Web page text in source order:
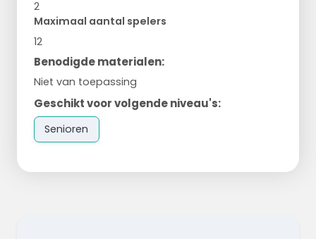
2
Maximaal aantal spelers
12
Benodigde materialen:
Niet van toepassing
Geschikt voor volgende niveau's:
Senioren